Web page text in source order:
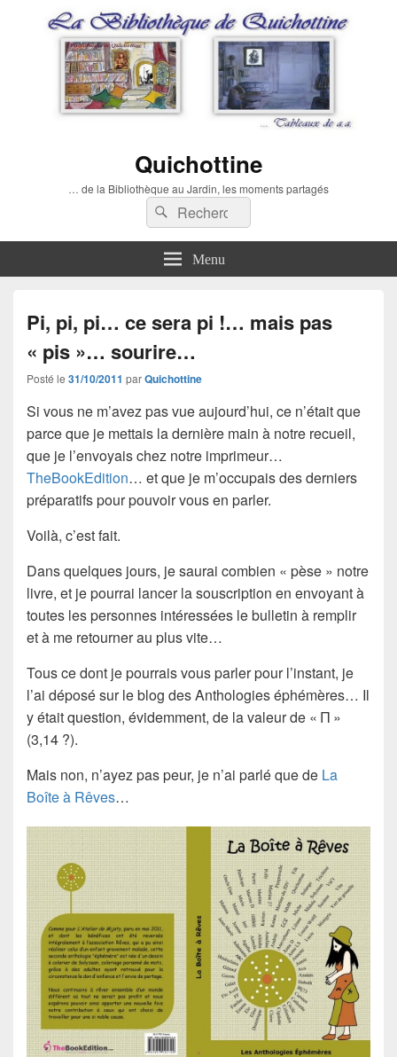
Quichottine
… de la Bibliothèque au Jardin, les moments partagés
Recherche :
Rechercher
Menu
Pi, pi, pi… ce sera pi !… mais pas
« pis »… sourire…
Posté le 31/10/2011 parQuichottine
Si vous ne m’avez pas vue aujourd’hui, ce n’était que
parce que je mettais la dernière main à notre recueil,
que je l’envoyais chez notre imprimeur…
TheBookEdition… et que je m’occupais des derniers
préparatifs pour pouvoir vous en parler.
Voilà, c’est fait.
Dans quelques jours, je saurai combien « pèse » notre
livre, et je pourrai lancerla souscription en envoyant à
toutes les personnes intéressées le bulletin à remplir
et à me retourner au plus vite…
Tous ce dont je pourrais vous parler pour l’instant, je
l’ai déposé sur le blog des Anthologies éphémères… Il
y était question, évidemment, de la valeur de « Π »
(3,14 ?).
Mais non, n’ayez pas peur, je n’ai parlé que de La
Boîte à Rêves…